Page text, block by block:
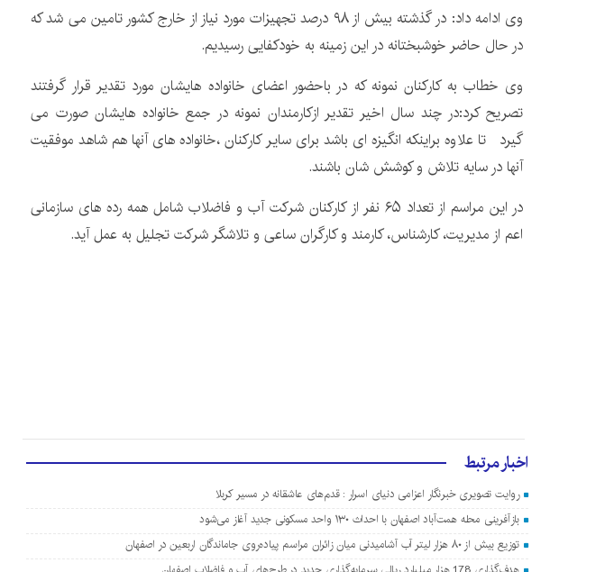
وی ادامه داد: در گذشته بیش از ۹۸ درصد تجهیزات مورد نیاز از خارج کشور تامین می شد که
در حال حاضر خوشبختانه در این زمینه به خودکفایی رسیدیم.
وی خطاب به کارکنان نمونه که در باحضور اعضای خانواده هایشان مورد تقدیر قرار گرفتند
تصریح کرد:در چند سال اخیر تقدیر ازکارمندان نمونه در جمع خانواده هایشان صورت می
گیرد تا علاوه براینکه انگیزه ای باشد برای سایر کارکنان ،خانواده های آنها هم شاهد موفقیت
آنها در سایه تلاش و کوشش شان باشند.
در این مراسم از تعداد ۶۵ نفر از کارکنان شرکت آب و فاضلاب شامل همه رده های سازمانی
اعم از مدیریت، کارشناس، کارمند و کارگران ساعی و تلاشگر شرکت تجلیل به عمل آید.
اخبار مرتبط
روایت تصویری خبرنگار اعزامی دنیای اسرار : قدم‌های عاشقانه در مسیر کربلا
بازآفرینی محله همت‌آباد اصفهان با احداث ۱۳۰ واحد مسکونی جدید آغاز می‌شود
توزیع بیش از ۸۰ هزار لیتر آب آشامیدنی میان زائران مراسم پیاده‌روی جاماندگان اربعین در اصفهان